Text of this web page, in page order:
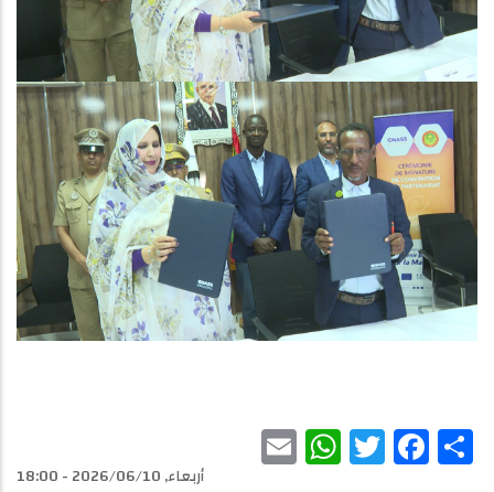
Share
Facebook
Twitter
WhatsApp
أربعاء, 2026/06/10 - 18:00